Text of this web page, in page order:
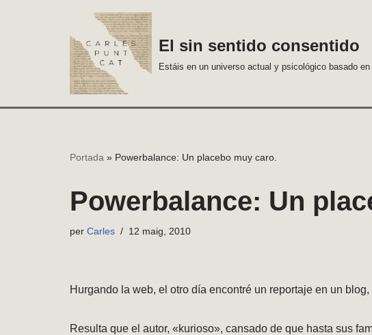
El sin sentido consentido
Estáis en un universo actual y psicológico basado
Portada » Powerbalance: Un placebo muy caro.
Powerbalance: Un
per Carles 12 maig, 2010
Hurgando la web, el otro día encontré un reportaje en un
Resulta que el autor, «kurioso», cansado de que hasta sus